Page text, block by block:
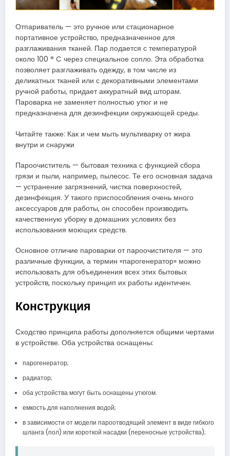
Отпариватель — это ручное или стационарное
портативное устройство, предназначенное для
разглаживания тканей. Пар подается с температурой
около 100 ° C через специальное сопло. Эта обработка
позволяет разглаживать одежду, в том числе из
деликатных тканей или с декоративными элементами
ручной работы, придает аккуратный вид шторам.
Пароварка не заменяет полностью утюг и не
предназначена для дезинфекции окружающей среды.
Читайте также: Как и чем мыть мультиварку от жира
внутри и снаружи
Пароочиститель — бытовая техника с функцией сбора
грязи и пыли, например, пылесос. Те его основная задача
— устранение загрязнений, чистка поверхностей,
дезинфекция. У такого приспособления очень много
аксессуаров для работы, он способен производить
качественную уборку в домашних условиях без
использования моющих средств.
Основное отличие пароварки от пароочистителя — это
различные функции, а термин «парогенератор» можно
использовать для объединения всех этих бытовых
устройств, поскольку принцип их работы идентичен.
Конструкция
Сходство принципа работы дополняется общими чертами
в устройстве. Оба устройства оснащены:
парогенератор;
радиатор;
оба устройства могут быть оснащены утюгом.
емкость для наполнения водой;
в зависимости от модели пароотводящий элемент в виде гибкого
шланга (пол) или короткой насадки (переносные устройства);